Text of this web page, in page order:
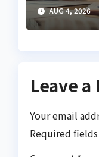
AUG 4, 2026
Leave a
Your email
Required